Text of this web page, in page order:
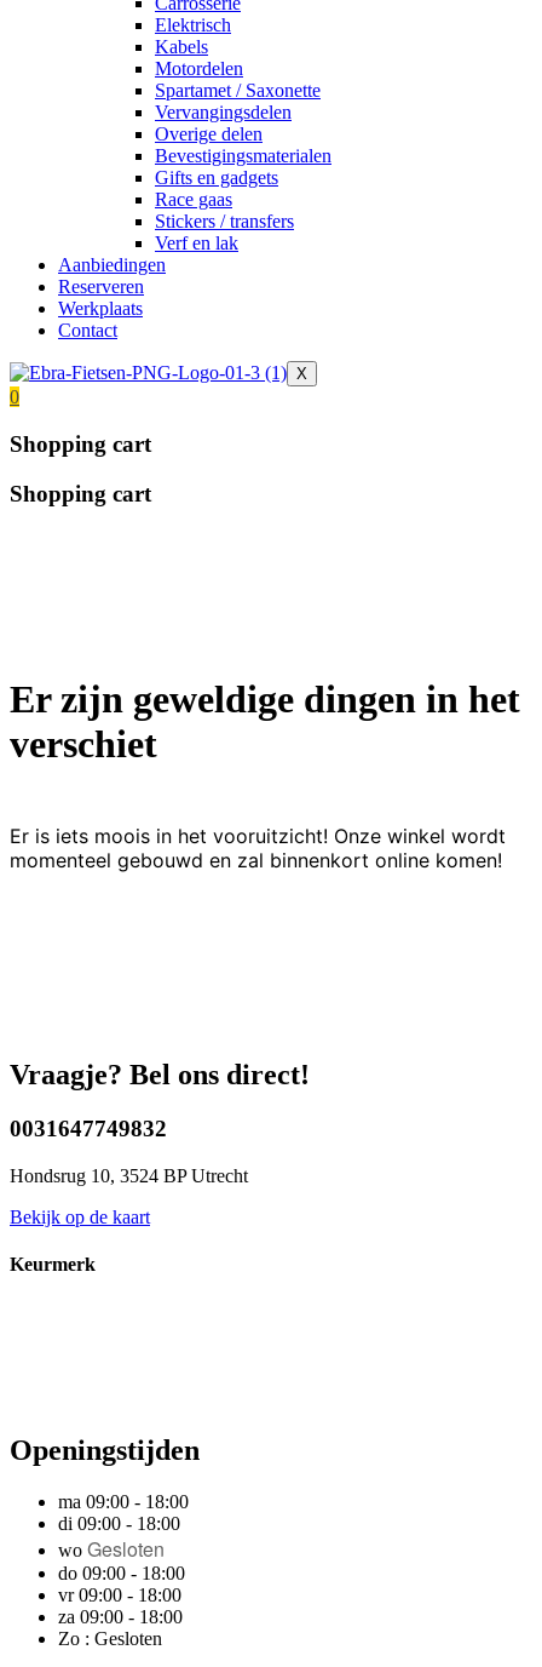
Elektrisch
Kabels
Motordelen
Spartamet / Saxonette
Vervangingsdelen
Overige delen
Bevestigingsmaterialen
Gifts en gadgets
Race gaas
Stickers / transfers
Verf en lak
Aanbiedingen
Reserveren
Werkplaats
Contact
X
0
Shopping cart
Shopping cart
Er zijn geweldige dingen in het
verschiet
Er is iets moois in het vooruitzicht! Onze winkel wordt
momenteel gebouwd en zal binnenkort online komen!
Vraagje? Bel ons direct!
0031647749832
Hondsrug 10, 3524 BP Utrecht
Bekijk op de kaart
Keurmerk
Openingstijden
ma 09:00 - 18:00
di 09:00 - 18:00
wo Gesloten
do 09:00 - 18:00
vr 09:00 - 18:00
za 09:00 - 18:00
Zo : Gesloten